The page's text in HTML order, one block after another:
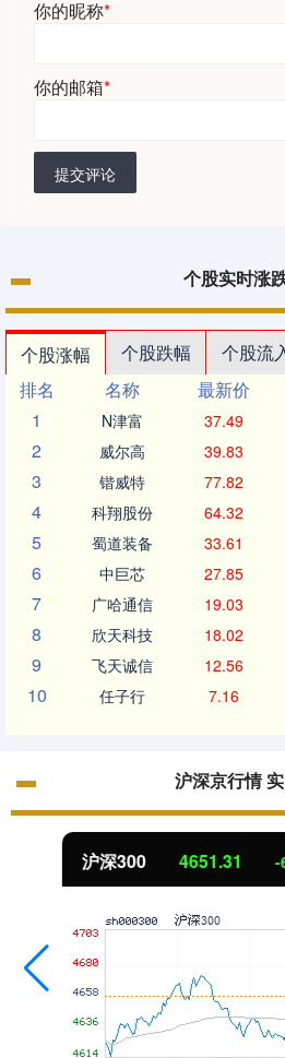
你的昵称*
你的邮箱*
提交评论
个股实时涨
个股涨幅 个股跌幅 个股流
排名
名称 最新价
1
N津富 37.49
2 威尔高 39.83
3 锴威特 77.82
4 科翔股份 64.32
5 蜀道装备 33.61
6 中巨芯 27.85
7 广哈通信 19.03
8 欣天科技 18.02
9 飞天诚信 12.56
10 任子行 7.16
沪深京行情
北证50 1122.88